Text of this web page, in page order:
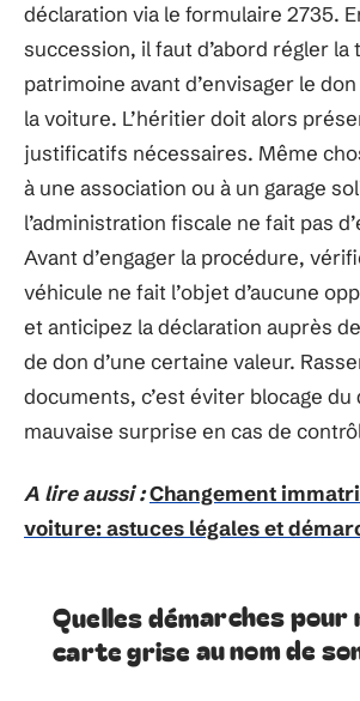
déclaration via le formulaire 2735.
succession, il faut d’abord régler la
patrimoine avant d’envisager le
la voiture. L’héritier doit alors
justificatifs nécessaires. Même
à une association ou à un garage
l’administration fiscale ne fait pas
Avant d’engager la procédure,
véhicule ne fait l’objet d’aucune
et anticipez la déclaration auprès
de don d’une certaine valeur.
documents, c’est éviter blocage du
mauvaise surprise en cas de
A lire aussi :Changement
voiture: astuces légales et
Quelles démarches
carte grise au nom de